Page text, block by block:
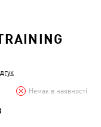
Немає в наявності